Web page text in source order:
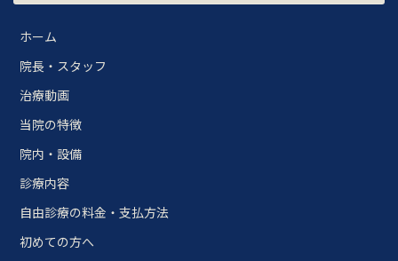
ホーム
院長・スタッフ
治療動画
当院の特徴
院内・設備
診療内容
自由診療の料金・支払方法
初めての方へ